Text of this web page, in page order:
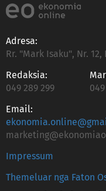
Adresa:
Rr. "Mark Isaku", Nr.
Redaksia:
049 289 299
049
Email:
Impressum
Themeluar nga Faton